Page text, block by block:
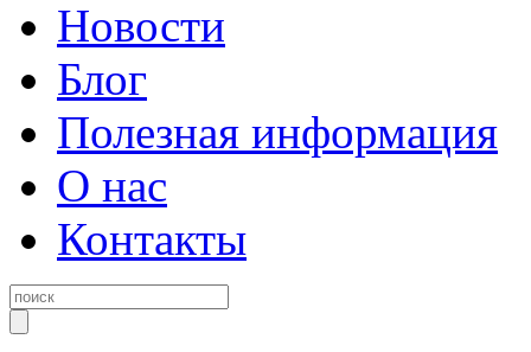
Новости
Блог
Полезная информация
О нас
Контакты